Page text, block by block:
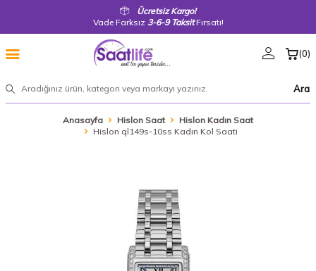
Ücretsiz Kargo!
Vade Farksız 3-6-9 TaksitFırsatı!
Ara
(0)
Anasayfa Hislon Saat
Hislon Kadın Saat
Hislon ql149s-10ss Kadın Kol Saati